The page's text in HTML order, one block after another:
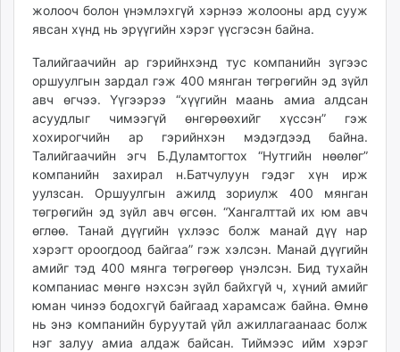
ugluu.mn
urlag.mn
unen.mn
asu.mn
shudarga.mn
shuurhai.mn
unuudur.mn
isee.mn
mglradio.com
fact.mn
itoim.mn
tumen.mn
shuum.mn
tvmongolia.mn
mass.mn
жолооч болон үнэмлэхгүй хэрнээ жолооны ард сууж
явсан хүнд нь эрүүгийн хэрэг үүсгэсэн байна.
Талийгаачийн ар гэрийнхэнд тус компанийн зүгээс
оршуулгын зардал гэж 400 мянган төгрөгийн эд зүйл
авч өгчээ. Үүгээрээ “хүүгийн маань амиа алдсан
асуудлыг чимээгүй өнгөрөөхийг хүссэн” гэж
хохирогчийн ар гэрийнхэн мэдэгдээд байна.
Талийгаачийн эгч Б.Дуламтогтох “Нутгийн нөөлөг”
компанийн захирал н.Батчулуун гэдэг хүн ирж
уулзсан. Оршуулгын ажилд зориулж 400 мянган
төгрөгийн эд зүйл авч өгсөн. “Хангалттай их юм авч
өглөө. Танай дүүгийн үхлээс болж манай дүү нар
хэрэгт ороогдоод байгаа” гэж хэлсэн. Манай дүүгийн
амийг тэд 400 мянга төгрөгөөр үнэлсэн. Бид тухайн
компаниас мөнгө нэхсэн зүйл байхгүй ч, хүний амийг
юман чинээ бодохгүй байгаад харамсаж байна. Өмнө
нь энэ компанийн буруутай үйл ажиллагаанаас болж
нэг залуу амиа алдаж байсан. Тиймээс ийм хэрэг